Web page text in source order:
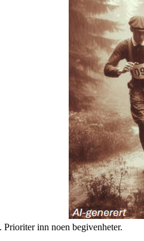
inn noen begivenheter.